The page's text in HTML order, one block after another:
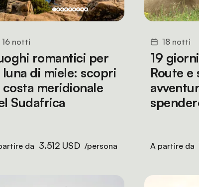
16 notti
romantici per
luna di miele: scopri
costa meridionale
Sudafrica
da 3.512 USD /persona
18 notti
19
Route e
A partire da